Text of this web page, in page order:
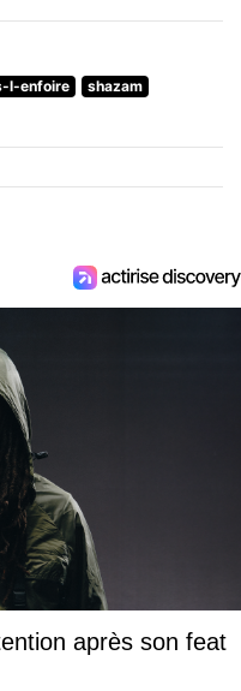
l-enfoire
shazam
après son feat